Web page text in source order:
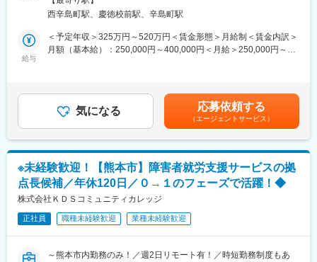
ム全体での目標が設定されているので、チームとしての一体感は
一般的な事業会社の営業と遜色ありません。むしろ個人ノルマが
ない分、風通しがとても良いです。
■外勤・内勤比率：
【教育体制】
未経験で転職してくる方も多い為教育体制が充実しており、業界
内でも随一との呼び声が高いです。同期入社者とともに2週間弱本
な法令から実務まで座学中心でロープレを交えながら学びます。
その後、各拠点に配属され業務を引継ぎながらOJT担当者ととも
に医療機関へ同行するなど、徐々に業務を習得します。確認テス
トやチェックシートを用いながら習熟度を測り、入社後1年程度で
一人で担当を持てるようになります。尚、その後も定期的に中途
入社者に対してフォローを行う体制が整っています。
変更の範囲：会社の定める業務
メディポリス国際陽子線治療センターは身体にやさしいがん治療
の実践を通して、国内外のがん患者さんの生活の質向上に大きく
寄与することを目指しています。
西辛島町駅、慶徳校前駅、辛島町駅
給与
＜予定年収＞325万円～520万円＜賃金形態＞月給制＜賃金内訳＞
月額（基本給）：250,000円～400,000円＜月給＞250,000円～
り、選考を通じて上下する可能性があります。月給(月額)は固定手
当を含めた表記です。
気になる 応募依頼する
（エージェントサービス）
※未経験歓迎！【熊本市】障害者就労支援サービスの拠
点長候補／年休120日／０→１のフェーズで活躍！◆
株式会社ＫＤＳコミュニティカレッジ
正社員 職種未経験歓迎 業種未経験歓迎
～熊本市内勤務のみ！／週2日リモート有！／時短勤務制度もあ